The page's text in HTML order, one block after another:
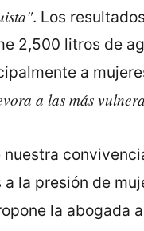
. Los
2,500 litros de
a
a las más
la presión de
la abogada